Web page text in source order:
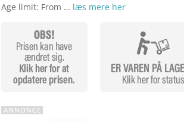
Age limit: From … læs mere her